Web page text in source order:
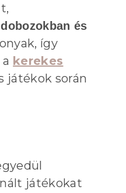
és
így
kerekes
játékok során
játékokat